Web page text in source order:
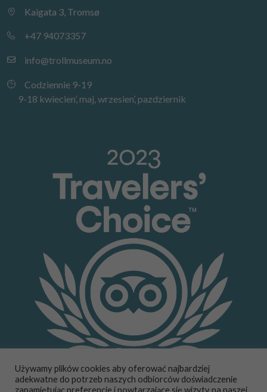
Kaigata 3, Tromsø
+47 94073357
info@trollmuseum.no
Codziennie 9-19
9-18 kwiecien’, maj, wrzesien’, pazdziernik
Używamy plików cookies aby oferować najbardziej
adekwatne do potrzeb naszych odbiorców doświadczenie
zapamiętując preferencje i powtarzające się wizyty na naszej